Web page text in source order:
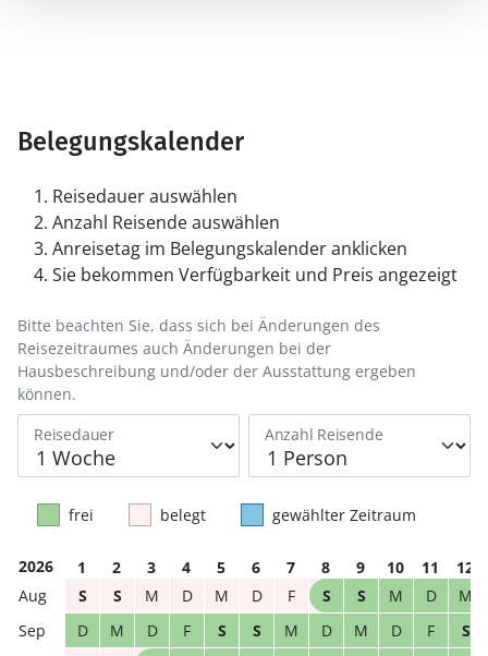
Belegungskalender
Reisedauer auswählen
Anzahl Reisende auswählen
Anreisetag im Belegungskalender anklicken
Sie bekommen Verfügbarkeit und Preis angezeigt
Reisedauer Anzahl Reisende
Bitte beachten Sie, dass sich bei Änderungen des
Reisezeitraumes auch Änderungen bei der
Hausbeschreibung und/oder der Ausstattung ergeben
können.
frei belegt gewählter Zeitraum
2026 1 2 3 4 5 6 7 8 9 10 11
12
S
S M D M D F S S M D
M
D
M D F S S M D M D F
S